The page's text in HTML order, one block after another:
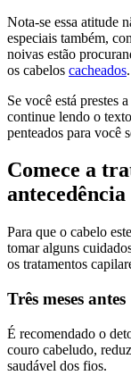
Nota-se essa atitude
especiais também,
noivas estão
os cabelos cacheados.
Se você está prestes
continue lendo o
penteados para você
Comece a
antecedência
Para que o cabelo
tomar alguns
os tratamentos
Três meses antes
É recomendado o
couro cabeludo,
saudável dos fios.